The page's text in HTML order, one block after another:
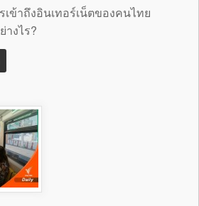
ข้าถึงอินเทอร์เน็ตของคนไทย
งไร?